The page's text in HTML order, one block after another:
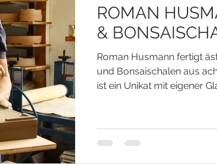
ROMAN
&
Roman Husmann fertigt
und Bonsaischalen aus
ist ein Unikat mit eigener